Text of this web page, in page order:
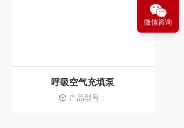
呼吸空气充填泵
产品型号：
微信咨询